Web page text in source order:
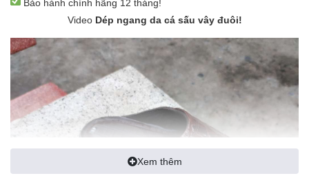
Bảo hành chính hãng 12 tháng!
Video Dép ngang da cá sấu vây đuôi!
Xem thêm